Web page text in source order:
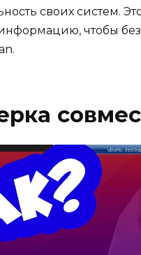
своих систем.
чтобы